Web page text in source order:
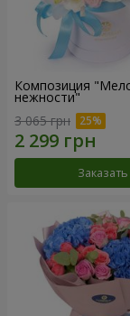
Композиция
нежности"
3 065 грн
Заказать